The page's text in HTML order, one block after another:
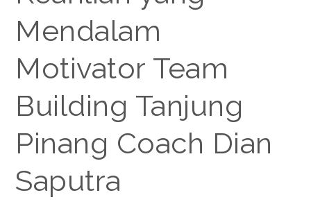
Mendalam
Motivator Team
Building Tanjung
Pinang Coach Dian
Saputra